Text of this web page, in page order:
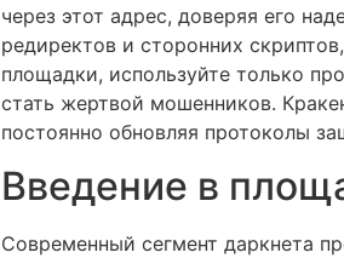
через этот адрес, доверяя его
редиректов и сторонних
площадки, используйте только
стать жертвой мошенников.
постоянно обновляя протоколы
Введение в
Современный сегмент даркнета